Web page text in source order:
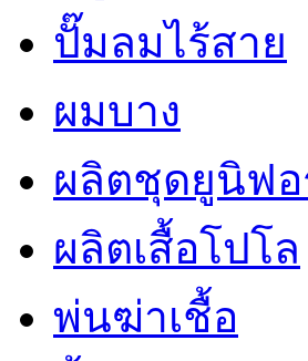
ปั๊มลมไร้สาย
ผมบาง
ผลิตชุดยูนิฟอ
ผลิตเสื้อโปโล
พ่นฆ่าเชื้อ